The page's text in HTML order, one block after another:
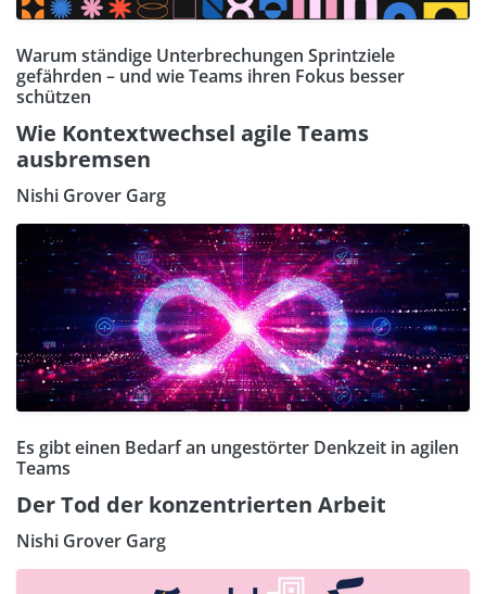
Warum ständige Unterbrechungen Sprintziele
gefährden – und wie Teams ihren Fokus besser
schützen
Wie Kontextwechsel agile Teams
ausbremsen
Nishi Grover Garg
Es gibt einen Bedarf an ungestörter Denkzeit in agilen
Teams
Der Tod der konzentrierten Arbeit
Nishi Grover Garg